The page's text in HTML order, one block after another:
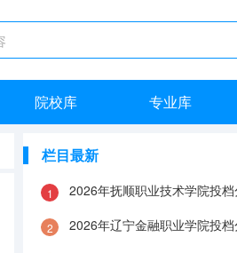
院校库 专业库
栏目最新